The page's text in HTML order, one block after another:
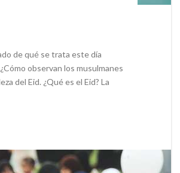
de qué se trata este día
observan los musulmanes
del Eid. ¿Qué es el Eid? La